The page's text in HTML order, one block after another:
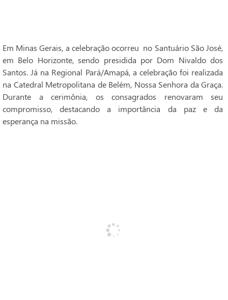
Em Minas Gerais, a celebração ocorreu no Santuário São José,
em Belo Horizonte, sendo presidida por Dom Nivaldo dos
Santos. Já na Regional Pará/Amapá, a celebração foi realizada
na Catedral Metropolitana de Belém, Nossa Senhora da Graça.
Durante a cerimônia, os consagrados renovaram seu
compromisso, destacando a importância da paz e da
esperança na missão.